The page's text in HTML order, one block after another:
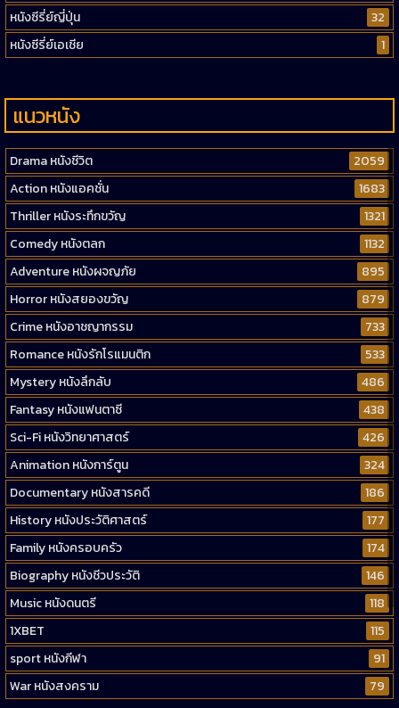
หนังซีรี่ย์ญี่ปุ่น
32
หนังซีรี่ย์เอเชีย
1
แนวหนัง
Drama หนังชีวิต
2059
Action หนังแอคชั่น
1683
Thriller หนังระทึกขวัญ
1321
Comedy หนังตลก
1132
Adventure หนังผจญภัย
895
Horror หนังสยองขวัญ
879
Crime หนังอาชญากรรม
733
Romance หนังรักโรแมนติก
533
Mystery หนังลึกลับ
486
Fantasy หนังแฟนตาซี
438
Sci-Fi หนังวิทยาศาสตร์
426
Animation หนังการ์ตูน
324
Documentary หนังสารคดี
186
History หนังประวัติศาสตร์
177
Family หนังครอบครัว
174
Biography หนังชีวประวัติ
146
Music หนังดนตรี
118
1XBET
115
sport หนังกีฬา
91
War หนังสงคราม
79